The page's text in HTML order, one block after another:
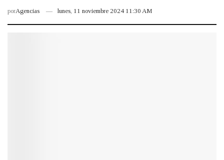
porAgencias lunes, 11 noviembre 2024 11:30 AM